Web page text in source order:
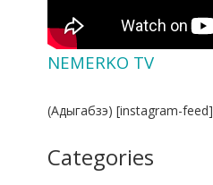
NEMERKO TV
(Адыгабзэ) [instagram-feed]
Categories